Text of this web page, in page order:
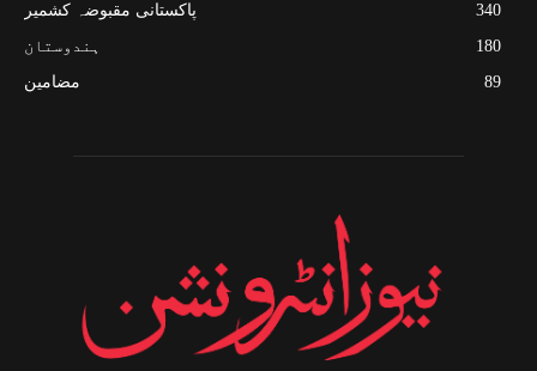
پاکستانی مقبوضہ کشمیر
340
ہندوستان
180
مضامین
89